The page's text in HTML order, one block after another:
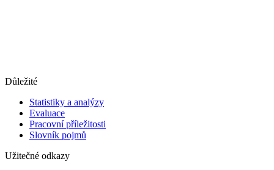
Důležité
Statistiky a analýzy
Evaluace
Pracovní příležitosti
Slovník pojmů
Užitečné odkazy